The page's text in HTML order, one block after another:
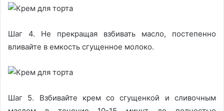
Шаг 4. Не прекращая взбивать масло, постепенно
вливайте в емкость сгущенное молоко.
Шаг 5. Взбивайте крем со сгущенкой и сливочным